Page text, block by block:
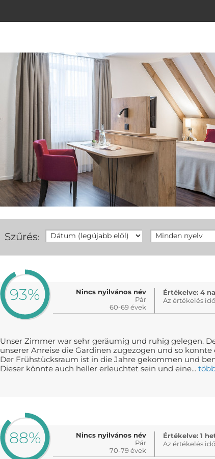
Szűrés:
93%
Nincs nyilvános név
Pár
60-69 évek
Értékelve: 4
Az értékelés
Unser Zimmer war sehr geräumig und ruhig gelegen.
unserer Anreise die Gardinen zugezogen und so
Der Frühstücksraum ist in die Jahre gekommen und
Dieser könnte auch heller erleuchtet sein und eine...
88%
Nincs nyilvános név
Pár
70-79 évek
Értékelve: 1
Az értékelés